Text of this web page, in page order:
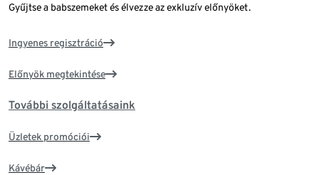
Gyűjtse a babszemeket és élvezze az exkluzív előnyöket.
Ingyenes regisztráció
Előnyök megtekintése
További szolgáltatásaink
Üzletek promóciói
Kávébár